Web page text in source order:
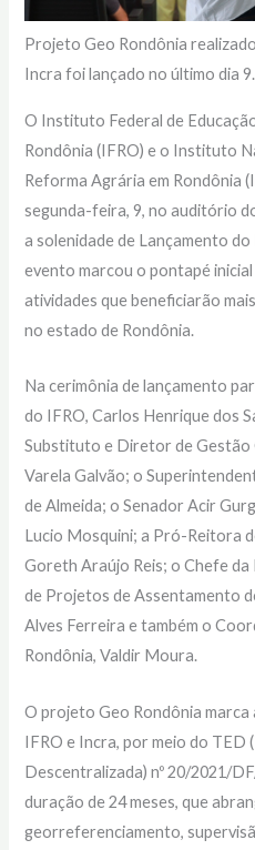
Projeto Geo Rondônia
Incra foi lançado no último dia 9.
O Instituto Federal de
Rondônia (IFRO) e o Instituto
Reforma Agrária em Rondônia
segunda-feira, 9, no auditório
a solenidade de Lançamento
evento marcou o pontapé
atividades que beneficiarão
no estado de Rondônia.
Na cerimônia de lançamento
do IFRO, Carlos Henrique dos
Substituto e Diretor de Gestão
Varela Galvão; o
de Almeida; o Senador Acir
Lucio Mosquini; a Pró-Reitora
Goreth Araújo Reis; o Chefe
de Projetos de Assentamento
Alves Ferreira e também o
Rondônia, Valdir Moura.
O projeto Geo Rondônia
IFRO e Incra, por meio do TED
Descentralizada) nº 20/2021/
duração de 24 meses, que
georreferenciamento,